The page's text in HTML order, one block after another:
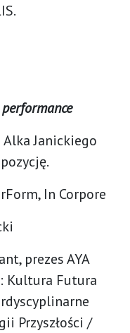
Janickiego
In Corpore
prezes AYA
Kultura Futura
Przyszłości /